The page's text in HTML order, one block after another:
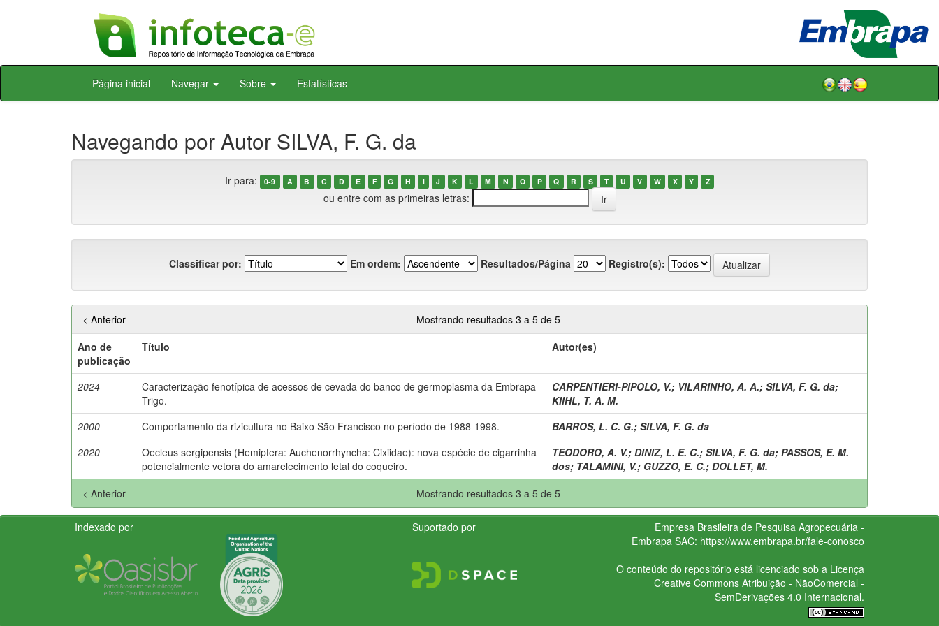
Skip
Página inicial Navegar Sobre Estatísticas
Navegando por Autor SILVA, F. G. da
Ir para: 0-9 A B C D E F G H I J K L M N O P Q R S T U V W X Y Z
ou entre com as primeiras letras:
Classificar por: Em ordem: Resultados/Página Registro(s):
Mostrando resultados 3 a 5 de 5
< Anterior
Ano de
publicação
Título Autor(es)
2024
Caracterização fenotípica de acessos de cevada do banco de germoplasma da Embrapa
Trigo.
CARPENTIERI-PIPOLO, V.; VILARINHO, A. A.; SILVA, F. G. da;
KIIHL, T. A. M.
2000
Comportamento da rizicultura no Baixo São Francisco no período de 1988-1998. BARROS, L. C. G.; SILVA, F. G. da
2020
Oecleus sergipensis (Hemiptera: Auchenorrhyncha: Cixiidae): nova espécie de cigarrinha
potencialmente vetora do amarelecimento letal do coqueiro.
TEODORO, A. V.; DINIZ, L. E. C.; SILVA, F. G. da; PASSOS, E. M.
dos; TALAMINI, V.; GUZZO, E. C.; DOLLET, M.
Mostrando resultados 3 a 5 de 5
< Anterior
Indexado por Suportado por
Empresa Brasileira de Pesquisa Agropecuária -
Embrapa SAC: https://www.embrapa.br/fale-conosco
O conteúdo do repositório está licenciado sob a Licença
Creative CommonsAtribuição - NãoComercial -
SemDerivações 4.0 Internacional.